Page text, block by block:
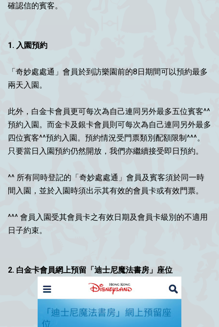
確認信的賓客。​
1. 入園預約
「奇妙處處通」會員於到訪樂園前的8日期間可以預約最多
兩天入園。​
此外，白金卡會員更可每次為自己連同另外最多五位賓客^^
預約入園。而金卡及銀卡會員則可每次為自己連同另外最多
四位賓客^^預約入園。預約情況受門票類別配額限制^^^。
只要當日入園預約仍然開放，我們亦繼續接受即日預約。 ​
^^ 所有同時登記的「奇妙處處通」會員及賓客須於同一時
間入園，並於入園時須出示其有效的會員卡或有效門票。​
^^^ 會員入園受其會員卡之有效日期及會員卡級別的不適用
日子約束。
2. 白金卡會員網上預留「迪士尼魔法書房」座位